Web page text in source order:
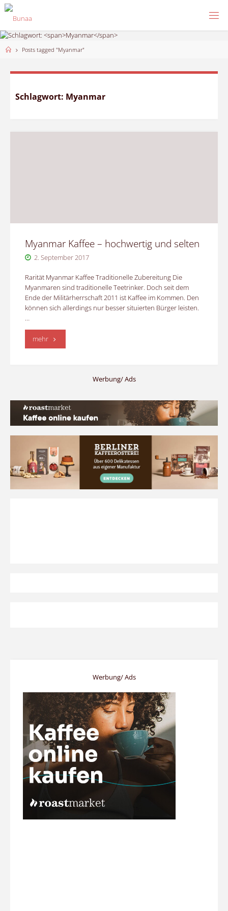
Skip
to
HomePosts tagged "Myanmar"
Schlagwort: Myanmar
Myanmar Kaffee – hochwertig und selten
2. September 2017
Rarität Myanmar Kaffee Traditionelle Zubereitung Die
Myanmaren sind traditionelle Teetrinker. Doch seit dem
Ende der Militärherrschaft 2011 ist Kaffee im Kommen. Den
können sich allerdings nur besser situierten Bürger leisten.
…
mehr"Myanmar
und
Werbung/ Ads
Werbung/ Ads